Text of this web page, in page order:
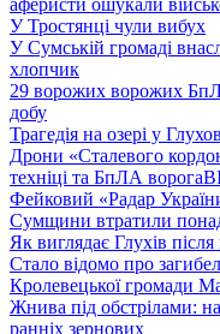
аферисти ошукали
У Тростянці чули вибух
У Сумській громаді
хлопчик
29 ворожих ворожих
добу
Трагедія на озері у
Дрони «Сталевого
техніці та БпЛА ворога
Фейковий «Радар
Сумщини втратили
Як виглядає Глухів після
Стало відомо про
Кролевецької громади
Жнива під обстрілами:
ранніх зернових